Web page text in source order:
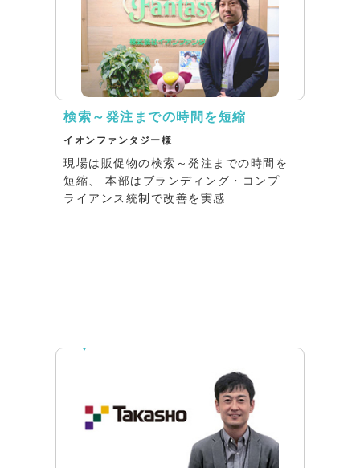
検索～発注までの時間を短縮
イオンファンタジー様
現場は販促物の検索～発注までの時間を
短縮、 本部はブランディング・コンプ
ライアンス統制で改善を実感